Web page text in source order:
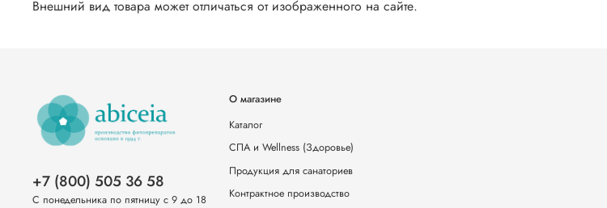
Внешний вид товара может отличаться от изображенного на сайте.
О магазине
Каталог
СПА и Wellness (Здоровье)
Продукция для санаториев
Контрактное производство
+7 (800) 505 36 58
С понедельника по пятницу с 9 до 18